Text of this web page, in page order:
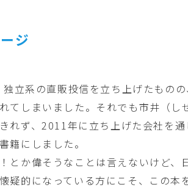
ジ
立系の直販投信を立ち上げたもの
てしまいました。それでも市井（
れず、2011年に立ち上げた会社を
籍にしました。
とか偉そうなことは言えないけど
疑的になっている方にこそ、この